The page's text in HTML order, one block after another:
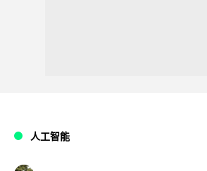
人工智能